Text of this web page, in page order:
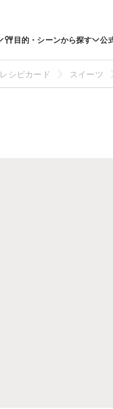
目的・シーンから探す 公
レシピカード スイーツ